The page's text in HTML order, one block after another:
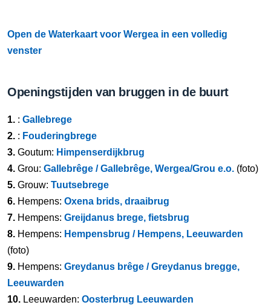
Open de Waterkaart voor Wergea in een volledig
venster
Openingstijden van bruggen in de buurt
1. : Gallebrege
2. : Fouderingbrege
3. Goutum: Himpenserdijkbrug
4. Grou: Gallebrêge / Gallebrêge, Wergea/Grou e.o. (foto)
5. Grouw: Tuutsebrege
6. Hempens: Oxena brids, draaibrug
7. Hempens: Greijdanus brege, fietsbrug
8. Hempens: Hempensbrug / Hempens, Leeuwarden
(foto)
9. Hempens: Greydanus brêge / Greydanus bregge,
Leeuwarden
10. Leeuwarden: Oosterbrug Leeuwarden